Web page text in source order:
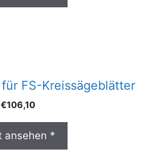
FS-Kreissägeblätter
€106,10
ansehen *